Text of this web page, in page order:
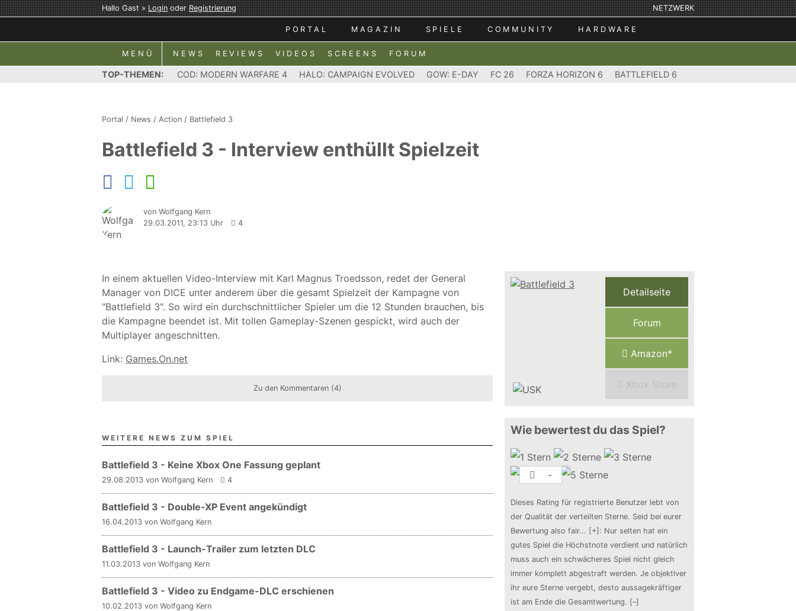
Hallo Gast »LoginoderRegistrierung NETZWERK
PORTAL MAGAZIN SPIELE COMMUNITY HARDWARE
MENÜ NEWS REVIEWS VIDEOS SCREENS FORUM
TOP-THEMEN: COD: MODERN WARFARE 4 HALO: CAMPAIGN EVOLVED GOW: E-DAY FC 26 FORZA HORIZON 6 BATTLEFIELD 6
Portal / News / Action / Battlefield 3
Battlefield 3 - Interview enthüllt Spielzeit
von Wolfgang Kern
29.03.2011, 23:13 Uhr
4
In einem aktuellen Video-Interview mit Karl Magnus Troedsson, redet der General
Manager von DICE unter anderem über die gesamt Spielzeit der Kampagne von
"Battlefield 3". So wird ein durchschnittlicher Spieler um die 12 Stunden brauchen, bis
die Kampagne beendet ist. Mit tollen Gameplay-Szenen gespickt, wird auch der
Multiplayer angeschnitten.
Link: Games.On.net
Zu den Kommentaren (4)
WEITERE NEWS ZUM SPIEL
Battlefield 3 - Keine Xbox One Fassung geplant
29.08.2013 von Wolfgang Kern 4
Battlefield 3 - Double-XP Event angekündigt
16.04.2013 von Wolfgang Kern
Battlefield 3 - Launch-Trailer zum letzten DLC
11.03.2013 von Wolfgang Kern
Battlefield 3 - Video zu Endgame-DLC erschienen
10.02.2013 von Wolfgang Kern
Detailseite
Forum
Amazon*
Xbox Store
Wie bewertest du das Spiel?
-
Dieses Rating für registrierte Benutzer lebt von
der Qualität der verteilten Sterne. Seid bei eurer
Bewertung also fair... [+] : Nur selten hat ein
gutes Spiel die Höchstnote verdient und natürlich
muss auch ein schwächeres Spiel nicht gleich
immer komplett abgestraft werden. Je objektiver
ihr eure Sterne vergebt, desto aussagekräftiger
ist am Ende die Gesamtwertung. [–]